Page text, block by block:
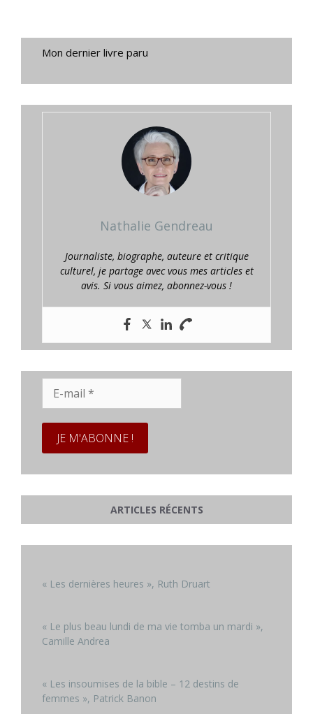
Mon dernier livre paru
Nathalie Gendreau
Journaliste, biographe, auteure et critique
culturel, je partage avec vous mes articles et
avis. Si vous aimez, abonnez-vous !
mail
ARTICLES RÉCENTS
« Les dernières heures », Ruth Druart
« Le plus beau lundi de ma vie tomba un mardi »,
Camille Andrea
« Les insoumises de la bible – 12 destins de
femmes », Patrick Banon